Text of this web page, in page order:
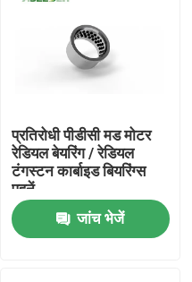
प्रतिरोधी पीडीसी मड मोटर
रेडियल बेयरिंग / रेडियल
टंगस्टन कार्बाइड बियरिंग्स
पहनें
जांच भेजें